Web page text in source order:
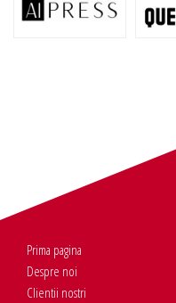
Prima pagina
Despre noi
Clientii nostri